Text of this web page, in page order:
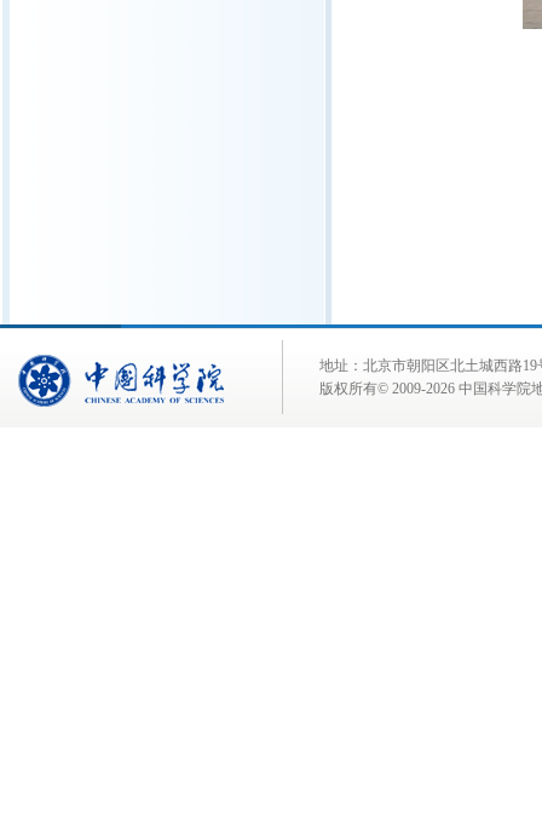
地址：北京市朝阳区北土城西路
版权所有© 2009-2026 中国科学院